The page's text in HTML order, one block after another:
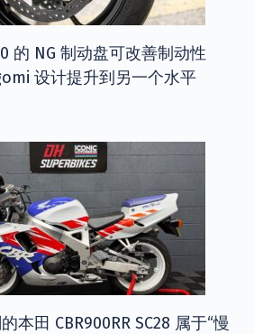
的 NG 制动盘可改善制动性
设计提升到另一个水平
本田 CBR900RR SC28 属于“慢